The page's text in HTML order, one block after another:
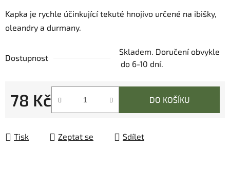
Kapka je rychle účinkující tekuté hnojivo určené na ibišky,
oleandry a durmany.
Dostupnost
Skladem. Doručení obvykle
do 6-10 dní.
78 Kč
Měrná cena:
DO KOŠÍKU
Tisk Zeptat se Sdílet